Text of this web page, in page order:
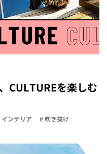
CULTUREを楽しむ
インテリア # 吹き抜け